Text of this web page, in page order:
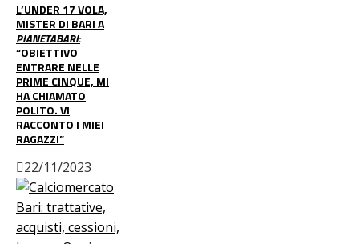
L’UNDER 17 VOLA,
MISTER DI BARI A
PIANETABARI:
“OBIETTIVO
ENTRARE NELLE
PRIME CINQUE, MI
HA CHIAMATO
POLITO. VI
RACCONTO I MIEI
RAGAZZI”
22/11/2023